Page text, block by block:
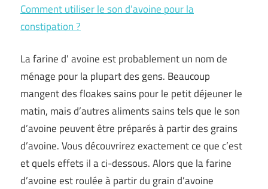
Comment utiliser le son d’avoine pour la
constipation ?
La farine d’ avoine est probablement un nom de
ménage pour la plupart des gens. Beaucoup
mangent des floakes sains pour le petit déjeuner le
matin, mais d’autres aliments sains tels que le son
d’avoine peuvent être préparés à partir des grains
d’avoine. Vous découvrirez exactement ce que c’est
et quels effets il a ci-dessous. Alors que la farine
d’avoine est roulée à partir du grain d’avoine